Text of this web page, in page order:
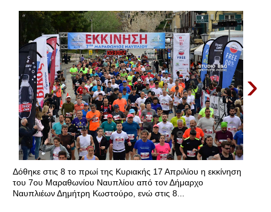
›
Δόθηκε στις 8 το πρωί της Κυριακής 17 Απριλίου η εκκίνηση
του 7ου Μαραθωνίου Ναυπλίου από τον Δήμαρχο
Ναυπλιέων Δημήτρη Κωστούρο, ενώ στις 8...